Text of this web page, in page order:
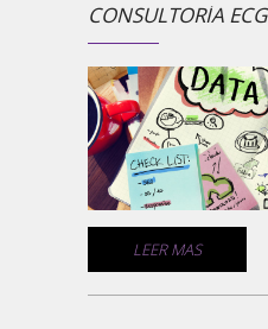
CONSULTORÍA ECG
LEER MAS